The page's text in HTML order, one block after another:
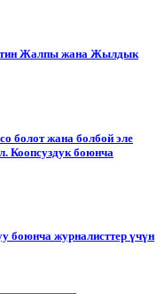
Жалпы жана Жылдык
болот жана болбой эле
Коопсуздук боюнча
боюнча журналисттер үчүн